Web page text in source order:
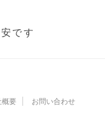
です
概要 お問い合わせ